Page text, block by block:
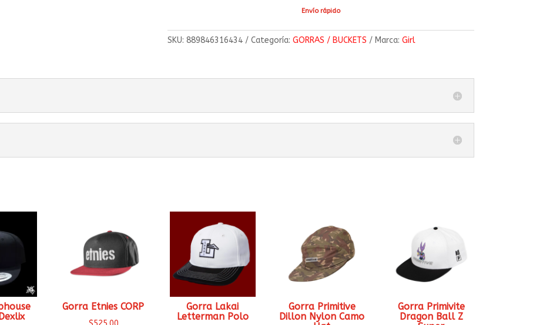
Envío rápido
SKU:889846316434 Categoría:GORRAS / BUCKETS Marca:Girl
Gorra Etnies CORP
Gorra Lakai
Letterman Polo
Gorra Primitive
Dillon Nylon Camo
Gorra Primivite
Dragon Ball Z